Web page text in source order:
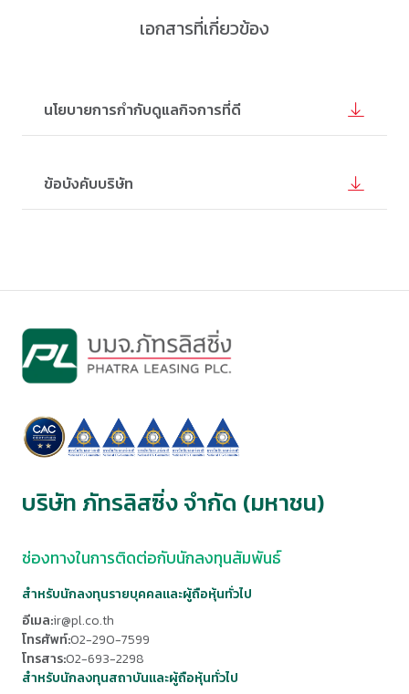
เอกสารที่เกี่ยวข้อง
นโยบายการกำกับดูแลกิจการที่ดี
ข้อบังคับบริษัท
บริษัท ภัทรลิสซิ่ง จำกัด (มหาชน)
ช่องทางในการติดต่อกับนักลงทุนสัมพันธ์
สำหรับนักลงทุนรายบุคคลและผู้ถือหุ้นทั่วไป
อีเมล:ir@pl.co.th
โทรศัพท์:02-290-7599
โทรสาร:02-693-2298
สำหรับนักลงทุนสถาบันและผู้ถือหุ้นทั่วไป